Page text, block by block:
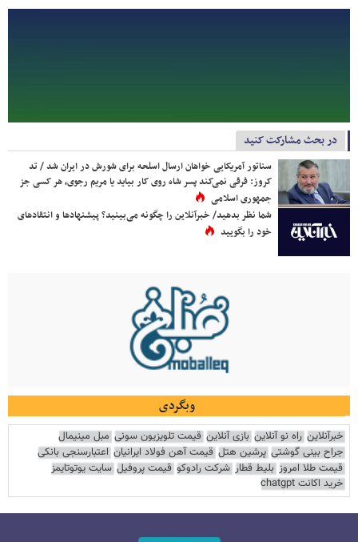
در بحث مشارکت کنید
سناتور آمریکایی خواهان ارسال اسلحه برای شورش در ایران شد / تد
کروز: فرقی نمی‌کند پسر شاه روی کار بیاید یا مریم رجوی، هر کسی جز
جمهوری اسلامی
شما نظر بدهید/ خبرآنلاین را چگونه می‌بینید؟ پیشنهادها و انتقادهای
خود را بگویید
وبگردی
خبرآنلاین راه نو آنلاین بازی آنلاین قیمت تلویزیون سونی مبل مینیمال
جراح بینی گوشتی پرشین هتل قیمت آهن فولاد ایرانیان اعتبارسنجی بانکی
قیمت طلا امروز بلیط قطار شرکت رادوکو قیمت پروفیل سایت یوتوتایمز
خرید اکانت chatgpt